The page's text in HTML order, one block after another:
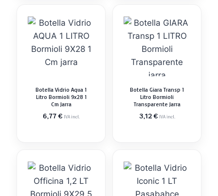
Botella Vidrio Aqua 1
Litro Bormioli 9x28 1
Cm Jarra
6,77€ IVA incl.
Botella Giara Transp 1
Litro Bormioli
Transparente Jarra
3,12€ IVA incl.